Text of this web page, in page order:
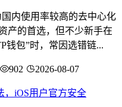
国内使用率较高的去中心化
产的首选，但不少新手在
钱包”时，常因选错链...
902 2026-08-07